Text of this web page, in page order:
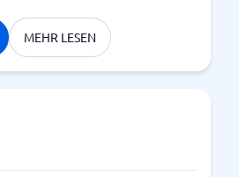
MEHR LESEN